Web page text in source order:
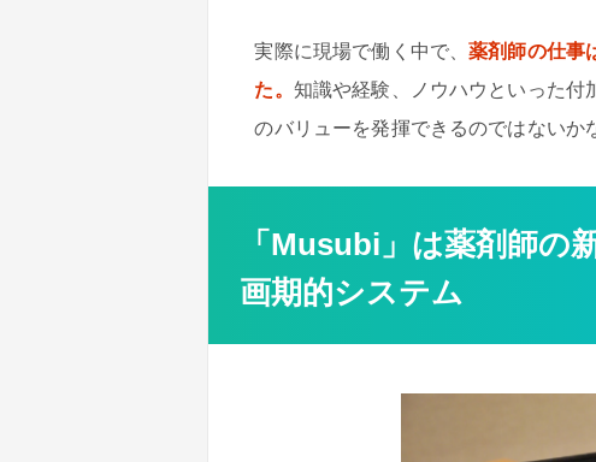
実際に現場で働く中で、薬剤師の仕事
た。 知識や経験、ノウハウといった付
のバリューを発揮できるのではないか
「Musubi」は薬剤師の
画期的システム